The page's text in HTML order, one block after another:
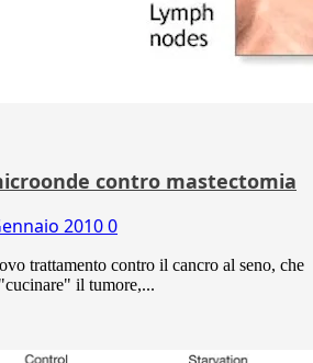
contro mastectomia
20100
trattamento contro il cancro al seno, che
il tumore,...